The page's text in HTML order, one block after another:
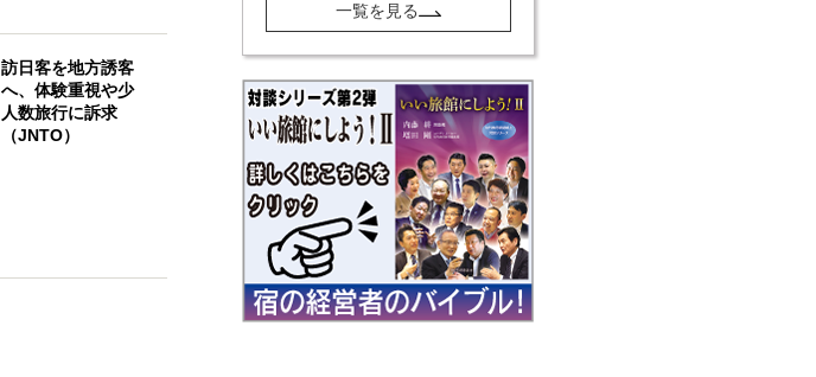
訪日客を地方誘客
へ、体験重視や少
人数旅行に訴求
（JNTO）
一覧を見る